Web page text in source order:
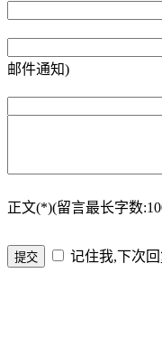
邮件通知)
正文(*)(留言最长字数
记住我,下次